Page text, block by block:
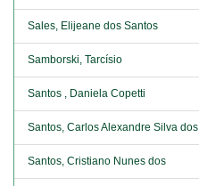
Sales, Elijeane dos Santos
Samborski, Tarcísio
Santos , Daniela Copetti
Santos, Carlos Alexandre Silva dos
Santos, Cristiano Nunes dos